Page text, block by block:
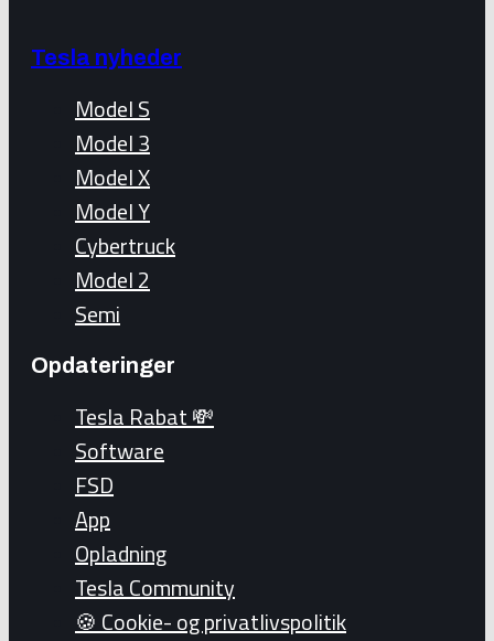
Tesla nyheder
Model S
Model 3
Model X
Model Y
Cybertruck
Model 2
Semi
Opdateringer
Tesla Rabat 💸
Software
FSD
App
Opladning
Tesla Community
🍪 Cookie- og privatlivspolitik